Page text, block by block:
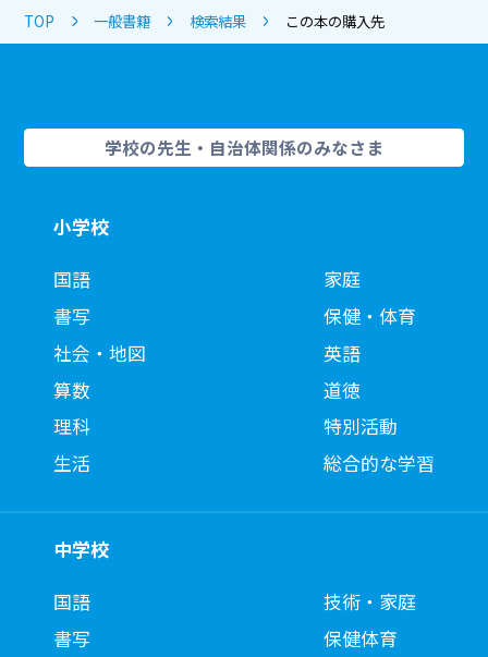
TOP 一般書籍 検索結果 この本の購入先
学校の先生・自治体関係のみなさま
小学校
国語
書写
社会・地図
算数
理科
生活
家庭
保健・体育
英語
道徳
特別活動
総合的な学習
中学校
国語
書写
技術・家庭
保健体育